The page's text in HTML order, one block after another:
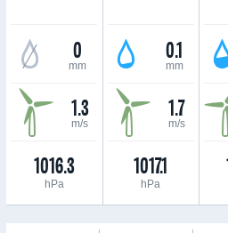
0
mm
1.3
m/s
1016.3
hPa
0.1
mm
1.7
m/s
1017.1
hPa